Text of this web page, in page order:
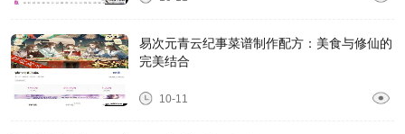
易次元青云纪事菜谱制作配方：美食与修仙的
完美结合
10-11